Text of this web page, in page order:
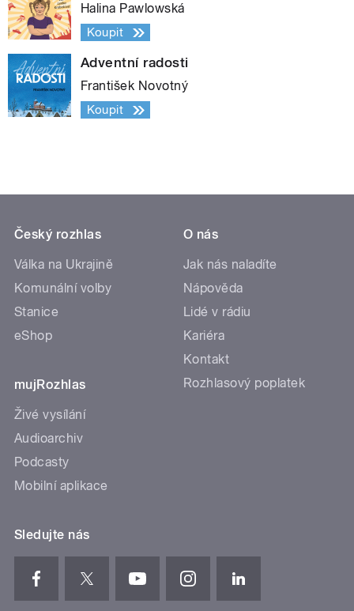
Halina Pawlowská
Koupit
Adventní radosti
František Novotný
Koupit
Český rozhlas
Válka na Ukrajině
Komunální volby
Stanice
eShop
mujRozhlas
Živé vysílání
Audioarchiv
Podcasty
Mobilní aplikace
O nás
Jak nás naladíte
Nápověda
Lidé v rádiu
Kariéra
Kontakt
Rozhlasový poplatek
Sledujte nás